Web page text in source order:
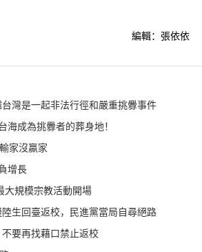
編輯：張依依
灣是一起非法行徑和嚴重挑釁事件
海成為挑釁者的葬身地！
家沒贏家
增長
大規模宗教活動開場
生回臺返校，民進黨當局自尋絕路
要再找藉口禁止返校